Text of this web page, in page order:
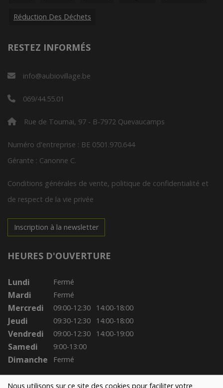
Nous utilisons sur ce site des cookies pour faciliter votre
Réduction Des Déchets
RESTEZ INFORMÉS
info@aubiovillage.be
069/44.55.01
Rue de Tournai, 97 - B-7972 Quevaucamps
Numéro d'entreprise : BE 0501.970.644
Gérante : Canonne C.
Conditions générales de vente, politique de confidentialité et
de respect de la vie privée
Inscription à la newsletter
HEURES D'OUVERTURE
Lundi Fermé
Mardi Fermé
Mercredi 09:00-12:30 14:00-18:00
Jeudi 09:30-12:30 14:00-18:00
Vendredi 09:00-12:30 14:00-19:00
Samedi 9:00-13:00
Dimanche Fermé